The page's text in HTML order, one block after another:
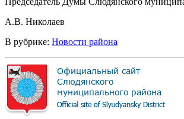
А.В. Николаев
В рубрике: Новости района